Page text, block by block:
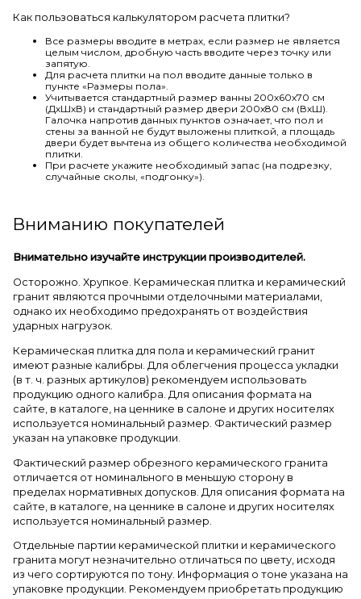
Как пользоваться калькулятором расчета плитки?
Все размеры вводите в метрах, если размер не является
целым числом, дробную часть вводите через точку или
запятую.
Для расчета плитки на пол вводите данные только в
пункте «Размеры пола».
Учитывается стандартный размер ванны 200х60х70 см
(ДхШхВ) и стандартный размер двери 200х80 см (ВхШ).
Галочка напротив данных пунктов означает, что пол и
стены за ванной не будут выложены плиткой, а площадь
двери будет вычтена из общего количества необходимой
плитки.
При расчете укажите необходимый запас (на подрезку,
случайные сколы, «подгонку»).
Вниманию покупателей
Внимательно изучайте инструкции производителей.
Осторожно. Хрупкое. Керамическая плитка и керамический
гранит являются прочными отделочными материалами,
однако их необходимо предохранять от воздействия
ударных нагрузок.
Керамическая плитка для пола и керамический гранит
имеют разные калибры. Для облегчения процесса укладки
(в т. ч. разных артикулов) рекомендуем использовать
продукцию одного калибра. Для описания формата на
сайте, в каталоге, на ценнике в салоне и других носителях
используется номинальный размер. Фактический размер
указан на упаковке продукции.
Фактический размер обрезного керамического гранита
отличается от номинального в меньшую сторону в
пределах нормативных допусков. Для описания формата на
сайте, в каталоге, на ценнике в салоне и других носителях
используется номинальный размер.
Отдельные партии керамической плитки и керамического
гранита могут незначительно отличаться по цвету, исходя
из чего сортируются по тону. Информация о тоне указана на
упаковке продукции. Рекомендуем приобретать продукцию